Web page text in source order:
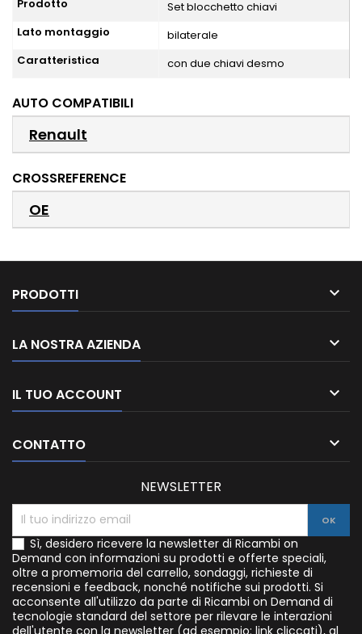
Prodotto
Set blocchetto chiavi
Lato montaggio
bilaterale
Caratteristica
con due chiavi desmo
AUTO COMPATIBILI
Renault
CROSSREFERENCE
OE
PRODOTTI 
LA NOSTRA AZIENDA 
IL TUO ACCOUNT 
CONTATTO 
NEWSLETTER
Sì, desidero ricevere la newsletter di Ricambi on
Demand con informazioni su prodotti e offerte speciali,
oltre a promemoria del carrello, sondaggi, richieste di
recensioni e feedback, nonché notifiche sui prodotti. Si
acconsente all'utilizzo da parte di Ricambi on Demand di
tecnologie standard del settore per rilevare le interazioni
dell'utente con la newsletter (ad esempio: link cliccati), al